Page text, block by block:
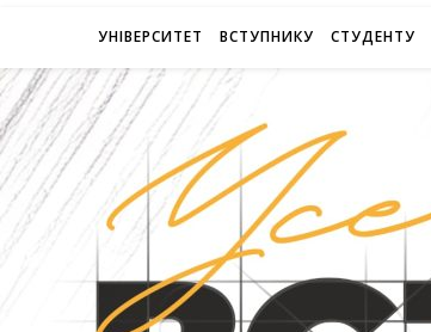
УНІВЕРСИТЕТ ВСТУПНИКУ СТУДЕНТУ